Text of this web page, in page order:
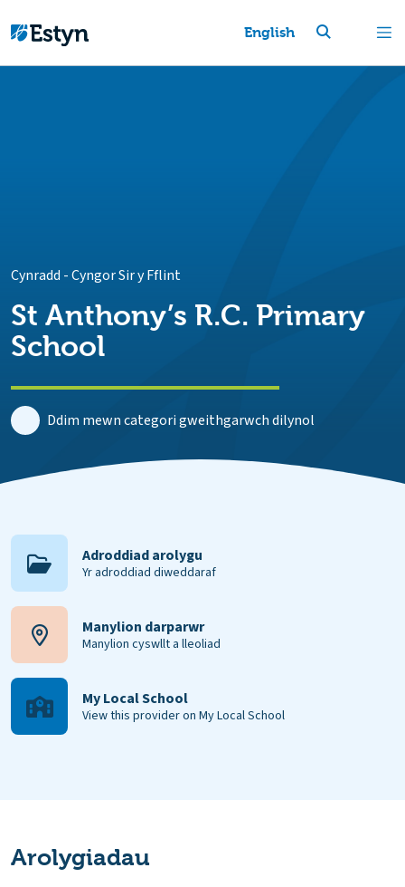
English
Cynradd -Cyngor Sir y Fflint
St Anthony’s R.C. Primary
School
Ddim mewn categori gweithgarwch dilynol
Adroddiad arolygu
Yr adroddiad diweddaraf
Manylion darparwr
Manylion cyswllt a lleoliad
My Local School
View this provider on My Local School
Arolygiadau